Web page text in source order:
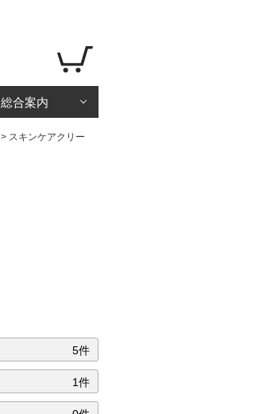
総合案内
> スキンケアクリー
5件
1件